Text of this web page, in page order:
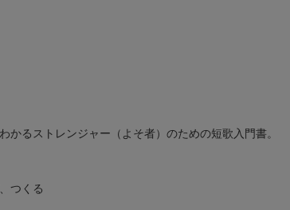
るストレンジャー（よそ者）のための短歌入門書。
つくる